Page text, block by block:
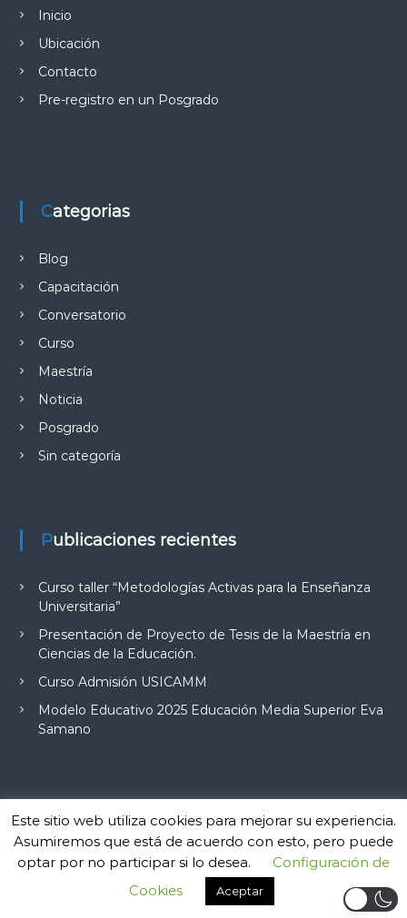
Inicio
Ubicación
Contacto
Pre-registro en un Posgrado
Categorias
Blog
Capacitación
Conversatorio
Curso
Maestría
Noticia
Posgrado
Sin categoría
Publicaciones recientes
Curso taller “Metodologías Activas para la Enseñanza
Universitaria”
Presentación de Proyecto de Tesis de la Maestría en
Ciencias de la Educación.
Curso Admisión USICAMM
Modelo Educativo 2025 Educación Media Superior Eva
Samano
Instituto de Investigación y Desarrollo Educativo de
Quintana RooTodos los derechos reservados. Tema:Flash de
ThemeGrill. Funciona conWordPress
Ubicación Contacto Pre-registro en un Posgrado
Este sitio web utiliza cookies para mejorar su experiencia.
Asumiremos que está de acuerdo con esto, pero puede
optar por no participar si lo desea.
Configuración de
Cookies
Aceptar